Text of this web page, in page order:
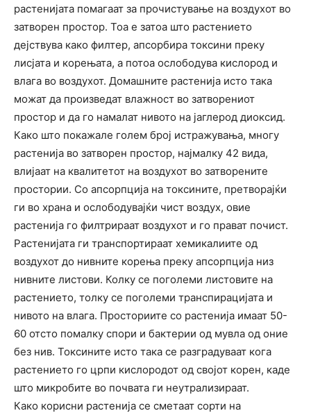
растенијата помагаат за прочистување на воздухот во
затворен простор. Тоа е затоа што растението
дејствува како филтер, апсорбира токсини преку
лисјата и корењата, а потоа ослободува кислород и
влага во воздухот. Домашните растенија исто така
можат да произведат влажност во затворениот
простор и да го намалат нивото на јаглерод диоксид.
Како што покажале голем број истражувања, многу
растенија во затворен простор, најмалку 42 вида,
влијаат на квалитетот на воздухот во затворените
простории. Со апсорпција на токсините, претворајќи
ги во храна и ослободувајќи чист воздух, овие
растенија го филтрираат воздухот и го прават почист.
Растенијата ги транспортираат хемикалиите од
воздухот до нивните корења преку апсорпција низ
нивните листови. Колку се поголеми листовите на
растението, толку се поголеми транспирацијата и
нивото на влага. Просториите со растенија имаат 50-
60 отсто помалку спори и бактерии од мувла од оние
без нив. Токсините исто така се разградуваат кога
растението го црпи кислородот од својот корен, каде
што микробите во почвата ги неутрализираат.
Како корисни растенија се сметаат сорти на